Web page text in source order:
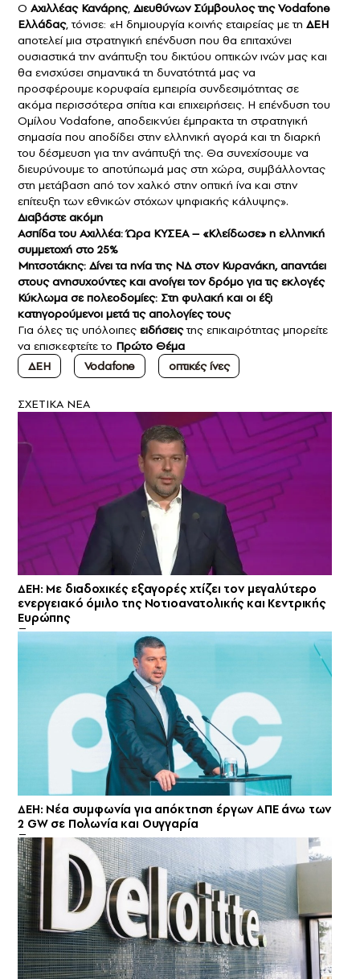
Ο Αχιλλέας Κανάρης, Διευθύνων Σύμβουλος της Vodafone
Ελλάδας, τόνισε: «Η δημιουργία κοινής εταιρείας με τη ΔΕΗ
αποτελεί μια στρατηγική επένδυση που θα επιταχύνει
ουσιαστικά την ανάπτυξη του δικτύου οπτικών ινών μας και
θα ενισχύσει σημαντικά τη δυνατότητά μας να
προσφέρουμε κορυφαία εμπειρία συνδεσιμότητας σε
ακόμα περισσότερα σπίτια και επιχειρήσεις. Η επένδυση του
Ομίλου Vodafone, αποδεικνύει έμπρακτα τη στρατηγική
σημασία που αποδίδει στην ελληνική αγορά και τη διαρκή
του δέσμευση για την ανάπτυξή της. Θα συνεχίσουμε να
διευρύνουμε το αποτύπωμά μας στη χώρα, συμβάλλοντας
στη μετάβαση από τον χαλκό στην οπτική ίνα και στην
επίτευξη των εθνικών στόχων ψηφιακής κάλυψης».
Διαβάστε ακόμη
Ασπίδα του Αχιλλέα: Ώρα ΚΥΣΕΑ – «Κλείδωσε» η ελληνική
συμμετοχή στο 25%
Μητσοτάκης: Δίνει τα ηνία της ΝΔ στον Κυρανάκη, απαντάει
στους ανησυχούντες και ανοίγει τον δρόμο για τις εκλογές
Κύκλωμα σε πολεοδομίες: Στη φυλακή και οι έξι
κατηγορούμενοι μετά τις απολογίες τους
Για όλες τις υπόλοιπες ειδήσειςτης επικαιρότητας μπορείτε
να επισκεφτείτε το Πρώτο Θέμα
ΔΕΗ
Vodafone οπτικές ίνες
ΣXETIKA NEA
ΔΕΗ: Με διαδοχικές εξαγορές χτίζει τον μεγαλύτερο
ενεργειακό όμιλο της Νοτιοανατολικής και Κεντρικής
Ευρώπης
ΔΕΗ: Νέα συμφωνία για απόκτηση έργων ΑΠΕ άνω των
2 GW σε Πολωνία και Ουγγαρία